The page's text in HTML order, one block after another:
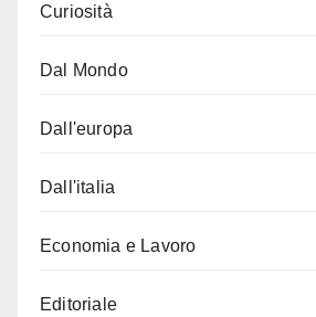
Curiosità
Dal Mondo
Dall'europa
Dall'italia
Economia e Lavoro
Editoriale